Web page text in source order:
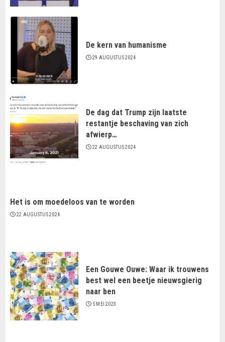
De kern van humanisme
29 AUGUSTUS 2024
De dag dat Trump zijn laatste
restantje beschaving van zich
afwierp…
22 AUGUSTUS 2024
Het is om moedeloos van te worden
22 AUGUSTUS 2024
Een Gouwe Ouwe: Waar ik trouwens
best wel een beetje nieuwsgierig
naar ben
5 MEI 2023